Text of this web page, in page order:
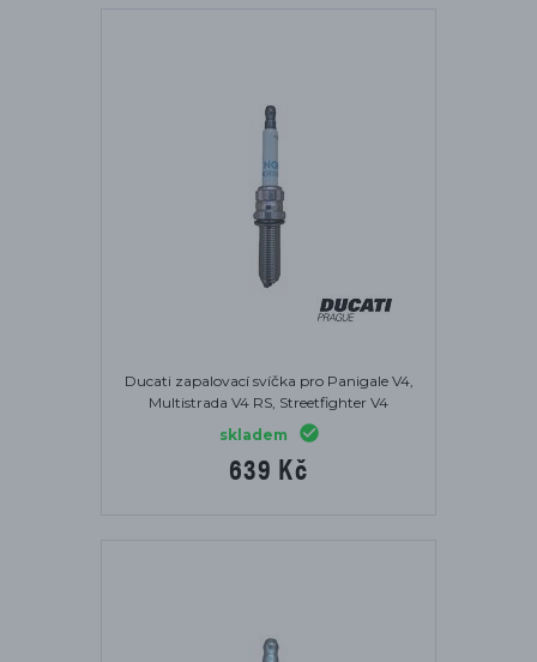
Ducati zapalovací svíčka pro Panigale V4,
Multistrada V4 RS, Streetfighter V4
skladem
639 Kč